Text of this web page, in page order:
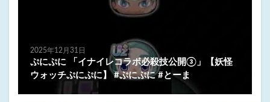
2025年12月31日
ぷにぷに 「イナイレコラボ必殺技公開③」【妖怪
ウォッチぷにぷに】 #ぷにぷに #とーま